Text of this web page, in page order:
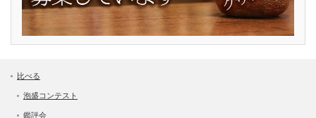
比べる
泡盛コンテスト
鑑評会